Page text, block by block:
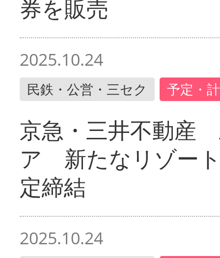
券を販売
2025.10.24
民鉄・公営・三セク 予定・
京急・三井不動産
ア 新たなリゾー
定締結
2025.10.24